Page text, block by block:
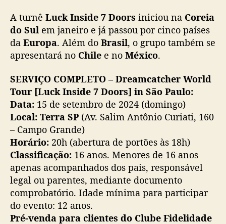
A turnê Luck Inside 7 Doors iniciou na Coreia
do Sul em janeiro e já passou por cinco países
da Europa. Além do Brasil, o grupo também se
apresentará no Chile e no México.
SERVIÇO COMPLETO – Dreamcatcher World
Tour [Luck Inside 7 Doors] in São Paulo:
Data: 15 de setembro de 2024 (domingo)
Local: Terra SP (Av. Salim Antônio Curiati, 160
– Campo Grande)
Horário: 20h (abertura de portões às 18h)
Classificação: 16 anos. Menores de 16 anos
apenas acompanhados dos pais, responsável
legal ou parentes, mediante documento
comprobatório. Idade mínima para participar
do evento: 12 anos.
Pré-venda para clientes do Clube Fidelidade